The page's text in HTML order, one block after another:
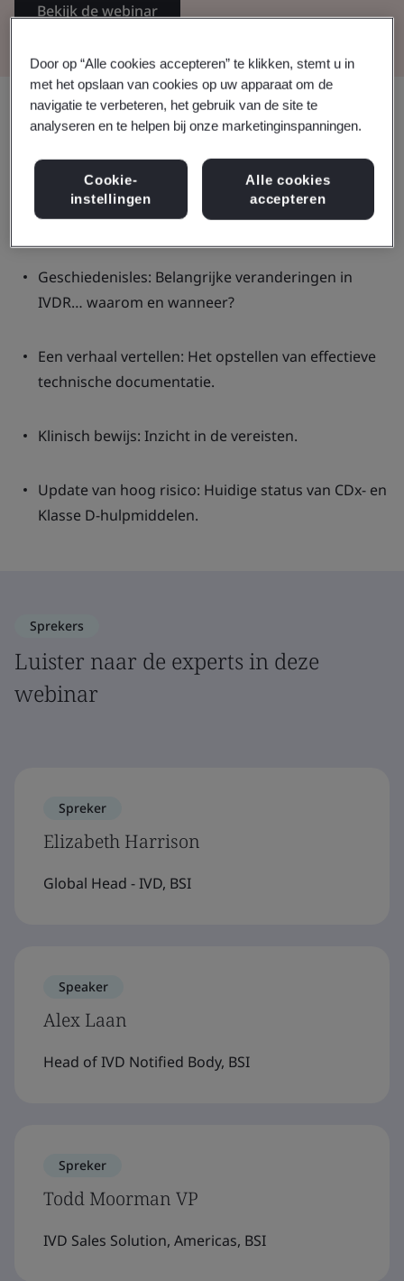
Bekijk de webinar
Delen:
Deze webinar:
Geschiedenisles: Belangrijke veranderingen in
IVDR… waarom en wanneer?
Een verhaal vertellen: Het opstellen van effectieve
technische documentatie.
Klinisch bewijs: Inzicht in de vereisten.
Update van hoog risico: Huidige status van CDx- en
Klasse D-hulpmiddelen.
Sprekers
Luister naar de experts in deze
webinar
Spreker
Elizabeth Harrison
Global Head - IVD, BSI
Speaker
Alex Laan
Head of IVD Notified Body, BSI
Spreker
Todd Moorman VP
IVD Sales Solution, Americas, BSI
Door op “Alle cookies accepteren” te klikken, stemt u in
met het opslaan van cookies op uw apparaat om de
navigatie te verbeteren, het gebruik van de site te
analyseren en te helpen bij onze marketinginspanningen.
Cookie-
instellingen
Alle cookies
accepteren